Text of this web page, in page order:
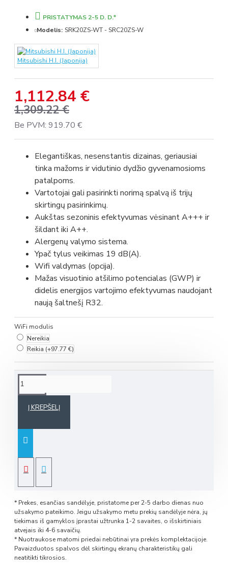
1,112.84 €
1,309.22 €
Be PVM: 919.70 €
PRISTATYMAS 2-5 D. D.*
Modelis: SRK20ZS-WT - SRC20ZS-W
Mitsubishi H.I. (Japonija)
Elegantiškas, nesenstantis dizainas, geriausiai
tinka mažoms ir vidutinio dydžio gyvenamosioms
patalpoms.
Vartotojai gali pasirinkti norimą spalvą iš trijų
skirtingų pasirinkimų.
Aukštas sezoninis efektyvumas vėsinant A+++ ir
šildant iki A++.
Alergenų valymo sistema.
Ypač tylus veikimas 19 dB(A).
Wifi valdymas (opcija).
Mažas visuotinio atšilimo potencialas (GWP) ir
didelis energijos vartojimo efektyvumas naudojant
naują šaltnešį R32.
WiFi modulis
Nereikia
Reikia (+97.77 €)
Į KREPŠELĮ
* Prekes, esančias sandėlyje, pristatome per 2-5 darbo dienas nuo
užsakymo pateikimo. Jeigu užsakymo metu prekių sandėlyje nėra, jų
tiekimas iš gamyklos įprastai užtrunka 1-2 savaites, o išskirtiniais
atvejais iki 4-6 savaičių.
* Nuotraukose matomi priedai nebūtinai yra prekės komplektacijoje.
Pavaizduotos spalvos dėl skirtingų ekranų charakteristikų gali
neatitikti tikrosios.